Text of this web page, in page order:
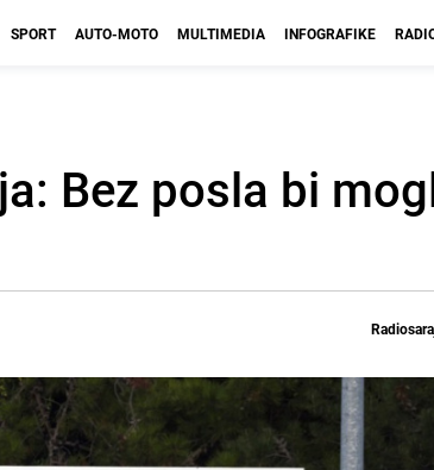
SPORT AUTO-MOTO MULTIMEDIA INFOGRAFIKE
Bez posla bi